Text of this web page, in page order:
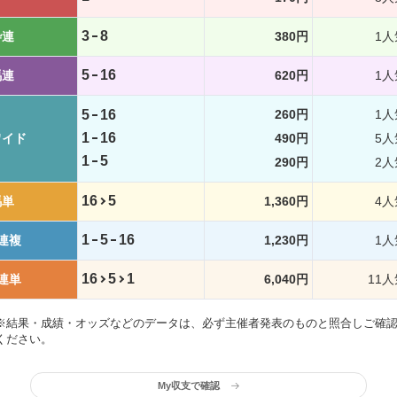
3 8 380円 1人
5 16 620円 1人
ド
5
16
1
16
1
5
260円
490円
290円
1人
5人
2人
16 5 1,360円 4人
複 1 5 16 1,230円 1人
単 16 5 1 6,040円 11人
果・成績・オッズなどのデータは、必ず主催者発表のものと照合しご確認
ださい。
My収支で確認